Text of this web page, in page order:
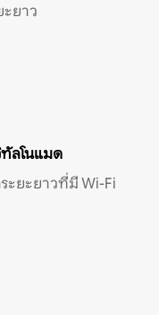
ยาว
ลโนแมด
ะยะยาวที่มี Wi-Fi